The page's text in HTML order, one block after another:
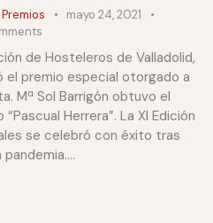
Premios
mayo 24, 2021
de Hosteleros de Valladolid,
el premio especial otorgado a
Mª Sol Barrigón obtuvo el
Herrera”. La XI Edición
se celebró con éxito tras
pandemia.…